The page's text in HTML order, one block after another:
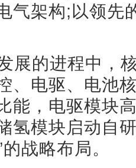
气架构;以领先
展的进程中，
、电驱、电池
能，电驱模块
氢模块启动自
战略布局。